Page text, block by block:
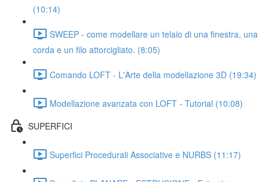
(10:14)
SWEEP - come modellare un telaio di una finestra, una
corda e un filo attorcigliato. (8:05)
Comando LOFT - L'Arte della modellazione 3D (19:34)
Modellazione avanzata con LOFT - Tutorial (10:08)
SUPERFICI
Superfici Procedurali Associative e NURBS (11:17)